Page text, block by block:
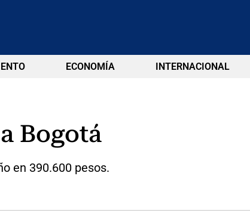
ECONOMÍA INTERNACIONAL
Bogotá
en 390.600 pesos.